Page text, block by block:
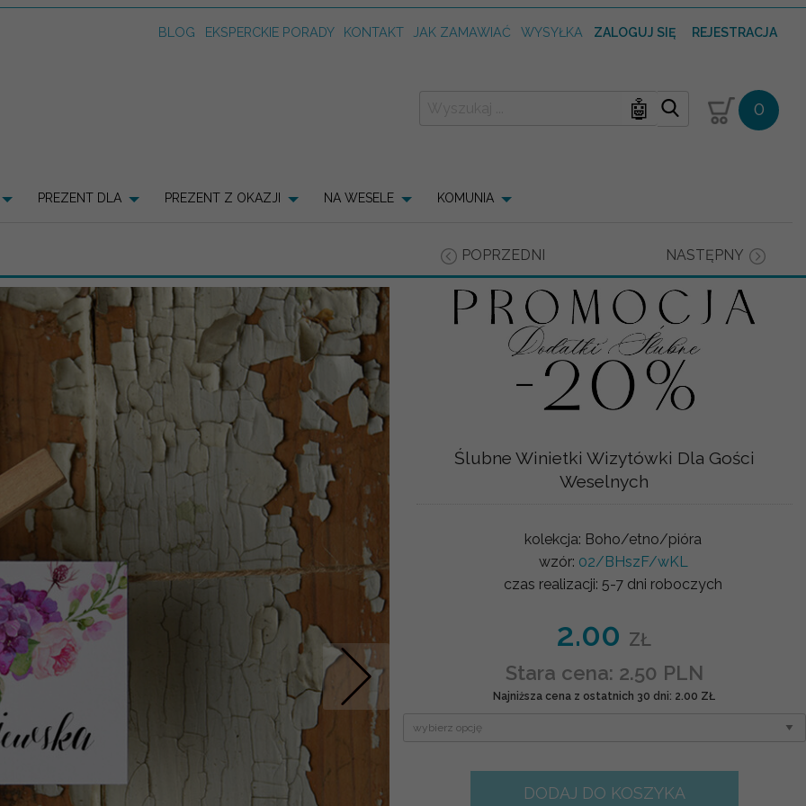
BLOG EKSPERCKIE PORADY KONTAKT JAK ZAMAWIAĆ WYSYŁKA ZALOGUJ SIĘ REJESTRACJA
🤖 0
PREZENT DLA PREZENT Z OKAZJI NA WESELE KOMUNIA
POPRZEDNI NASTĘPNY
Nastepne
Ślubne Winietki Wizytówki Dla Gości
Weselnych
kolekcja: Boho/etno/pióra
wzór: 02/BHszF/wKL
czas realizacji: 5-7 dni roboczych
2.00 ZŁ
Stara cena: 2.50 PLN
Najniższa cena z ostatnich 30 dni: 2.00 ZŁ
DODAJ DO KOSZYKA